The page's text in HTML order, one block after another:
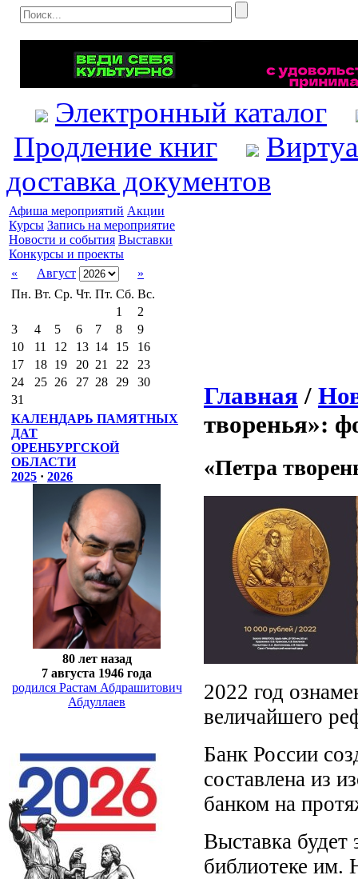
Электронный каталог
Продление книг
доставка документов
Афиша мероприятий Акции
Курсы Запись на мероприятие
Новости и события Выставки
Конкурсы и проекты
«
Август
»
Пн. Вт. Ср. Чт. Пт. Сб. Вс.
1
2
3
4 5 6 7 8
9
10
11 12 13 14 15
16
17
18 19 20 21 22
23
24
25 26 27 28 29
30
31
КАЛЕНДАРЬ ПАМЯТНЫХ
ДАТ
ОРЕНБУРГСКОЙ
ОБЛАСТИ
2025 · 2026
80 лет назад
7 августа 1946 года
родился Растам Абдрашитович
Абдуллаев
Главная /
творенья»:
«Петра
2022 год
величайшего
Банк России
составлена из
банком на
Выставка будет
библиотеке им.